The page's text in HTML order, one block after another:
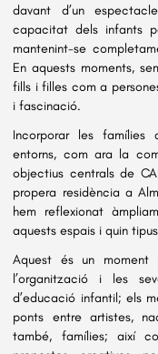
davant d’un
capacitat dels infants
mantenint-se
En aquests moments,
fills i filles com a
i fascinació.
Incorporar les famílies
entorns, com ara la
objectius centrals de
propera residència a
hem reflexionat
aquests espais i quin
Aquest és un
l’organització i les
d’educació infantil; els
ponts entre artistes,
també, famílies; així